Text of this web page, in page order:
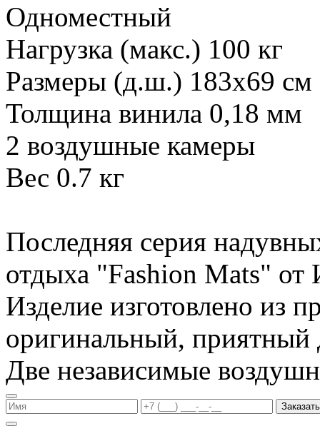
Одноместный
Нагрузка (макс.) 100 кг
Размеры (д.ш.) 183х69 см
Толщина винила 0,18 мм
2 воздушные камеры
Вес 0.7 кг
Последняя серия
отдыха "Fashion Mats"
Изделие изготовлено из
оригинальный, приятный
Две независимые
Заказать